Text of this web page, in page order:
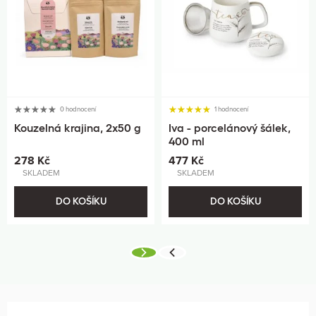
0 hodnocení
Kouzelná krajina, 2x50 g
278 Kč
SKLADEM
DO KOŠÍKU
1 hodnocení
Iva - porcelánový šálek,
400 ml
477 Kč
SKLADEM
DO KOŠÍKU